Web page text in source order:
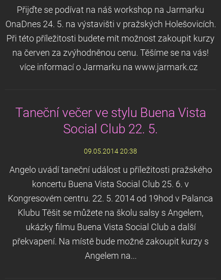
Přijďte se podívat na náš workshop na Jarmarku
OnaDnes 24. 5. na výstavišti v pražských Holešovicích.
Při této příležitosti budete mít možnost zakoupit kurzy
na červen za zvýhodněnou cenu. Těšíme se na vás!
více informací o Jarmarku na www.jarmark.cz
Taneční večer ve stylu Buena Vista
Social Club 22. 5.
09.05.2014 20:38
Angelo uvádí taneční událost u příležitosti pražského
koncertu Buena Vista Social Club 25. 6. v
Kongresovém centru. 22. 5. 2014 od 19hod v Palanca
Klubu Těšit se můžete na školu salsy s Angelem,
ukázky filmu Buena Vista Social Club a další
překvapení. Na místě bude možné zakoupit kurzy s
Angelem na...